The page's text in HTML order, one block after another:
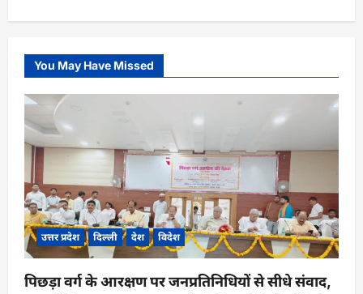
You May Have Missed
उत्तर प्रदेश दिल्ली देश विदेश
पिछड़ा वर्ग के आरक्षण पर जनप्रतिनिधियों से सीधे संवाद,